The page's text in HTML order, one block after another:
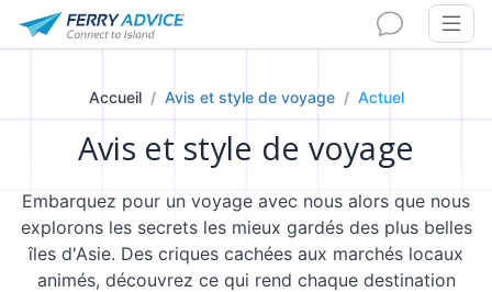
Accueil Avis et style de voyage Actuel
Avis et style de voyage
Embarquez pour un voyage avec nous alors que nous
explorons les secrets les mieux gardés des plus belles
îles d'Asie. Des criques cachées aux marchés locaux
animés, découvrez ce qui rend chaque destination